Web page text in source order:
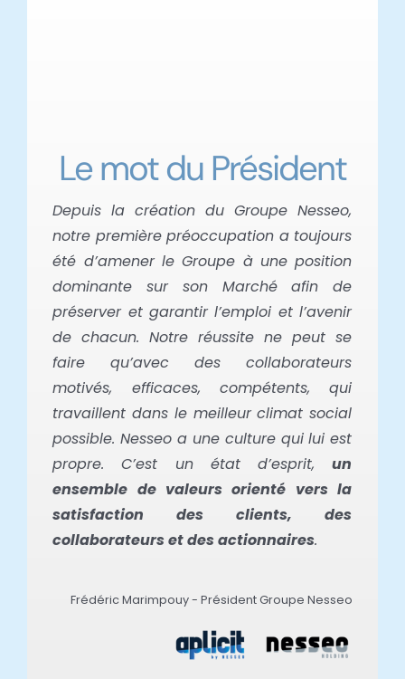
Le mot du Président
Depuis la création du Groupe Nesseo,
notre première préoccupation a toujours
été d’amener le Groupe à une position
dominante sur son Marché afin de
préserver et garantir l’emploi et l’avenir
de chacun. Notre réussite ne peut se
faire qu’avec des collaborateurs
motivés, efficaces, compétents, qui
travaillent dans le meilleur climat social
possible. Nesseo a une culture qui lui est
propre. C’est un état d’esprit,un
ensemble de valeurs orienté vers la
satisfaction des clients, des
collaborateurs et des actionnaires.
Frédéric Marimpouy - Président Groupe Nesseo